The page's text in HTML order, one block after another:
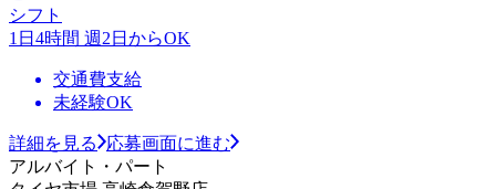
シフト
1日4時間 週2日からOK
交通費支給
未経験OK
詳細を見る
応募画面に進む
アルバイト・パート